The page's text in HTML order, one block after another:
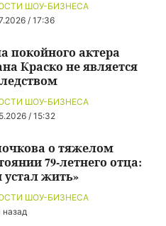
ШОУ-БИЗНЕСА
/ 17:36
ШОУ-БИЗНЕСА
/ 15:32
покойного актера
Краско не является
ШОУ-БИЗНЕСА
назад
о тяжелом
79-летнего отца:
устал жить»